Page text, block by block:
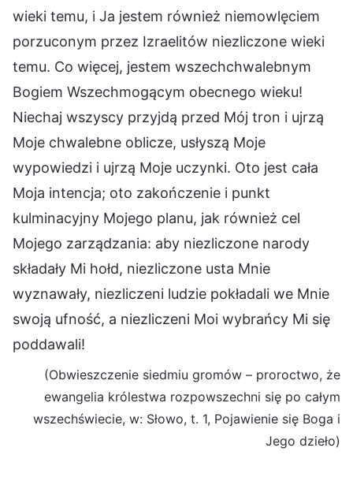
wieki temu, i Ja jestem również niemowlęciem
porzuconym przez Izraelitów niezliczone wieki
temu. Co więcej, jestem wszechchwalebnym
Bogiem Wszechmogącym obecnego wieku!
Niechaj wszyscy przyjdą przed Mój tron i ujrzą
Moje chwalebne oblicze, usłyszą Moje
wypowiedzi i ujrzą Moje uczynki. Oto jest cała
Moja intencja; oto zakończenie i punkt
kulminacyjny Mojego planu, jak również cel
Mojego zarządzania: aby niezliczone narody
składały Mi hołd, niezliczone usta Mnie
wyznawały, niezliczeni ludzie pokładali we Mnie
swoją ufność, a niezliczeni Moi wybrańcy Mi się
poddawali!
(Obwieszczenie siedmiu gromów – proroctwo, że
ewangelia królestwa rozpowszechni się po całym
wszechświecie, w: Słowo, t. 1, Pojawienie się Boga i
Jego dzieło)